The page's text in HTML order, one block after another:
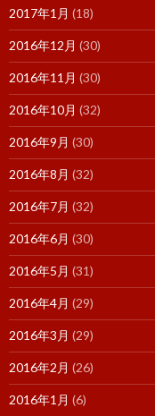
2017年1月 (18)
2016年12月 (30)
2016年11月 (30)
2016年10月 (32)
2016年9月 (30)
2016年8月 (32)
2016年7月 (32)
2016年6月 (30)
2016年5月 (31)
2016年4月 (29)
2016年3月 (29)
2016年2月 (26)
2016年1月 (6)